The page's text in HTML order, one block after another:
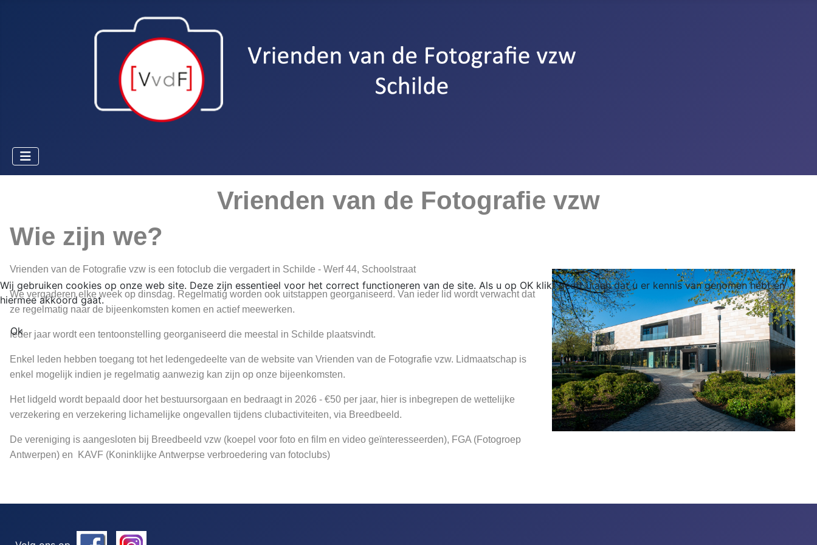
Vrienden van de Fotografie vzw
Wie zijn we?
Vrienden van de Fotografie vzw is een fotoclub die vergadert in Schilde - Werf 44, Schoolstraat
We vergaderen elke week op dinsdag. Regelmatig worden ook uitstappen georganiseerd. Van ieder lid wordt verwacht dat
ze regelmatig naar de bijeenkomsten komen en actief meewerken.
Ieder jaar wordt een tentoonstelling georganiseerd die meestal in Schilde plaatsvindt.
Enkel leden hebben toegang tot het ledengedeelte van de website van Vrienden van de Fotografie vzw. Lidmaatschap is
enkel mogelijk indien je regelmatig aanwezig kan zijn op onze bijeenkomsten.
Het lidgeld wordt bepaald door het bestuursorgaan en bedraagt in 2026 - €50 per jaar, hier is inbegrepen de wettelijke
verzekering en verzekering lichamelijke ongevallen tijdens clubactiviteiten, via Breedbeeld.
De vereniging is aangesloten bij Breedbeeld vzw (koepel voor foto en film en video geïnteresseerden), FGA (Fotogroep
Antwerpen) en KAVF (Koninklijke Antwerpse verbroedering van fotoclubs)
Wij gebruiken cookies op onze web site. Deze zijn essentieel voor het correct functioneren van de site. Als u op OK klikt geeft u aan dat u er kennis van genomen hebt en
hiermee akkoord gaat.
Ok